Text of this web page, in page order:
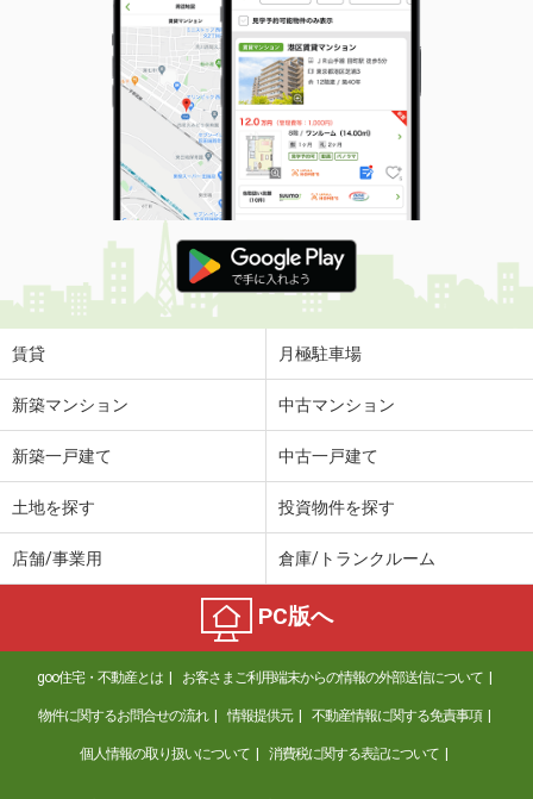
賃貸 月極駐車場
新築マンション 中古マンション
新築一戸建て 中古一戸建て
土地を探す 投資物件を探す
店舗/事業用 倉庫/トランクルーム
PC版へ
goo住宅・不動産とは お客さまご利用端末からの情報の外部送信について
物件に関するお問合せの流れ 情報提供元 不動産情報に関する免責事項
個人情報の取り扱いについて 消費税に関する表記について